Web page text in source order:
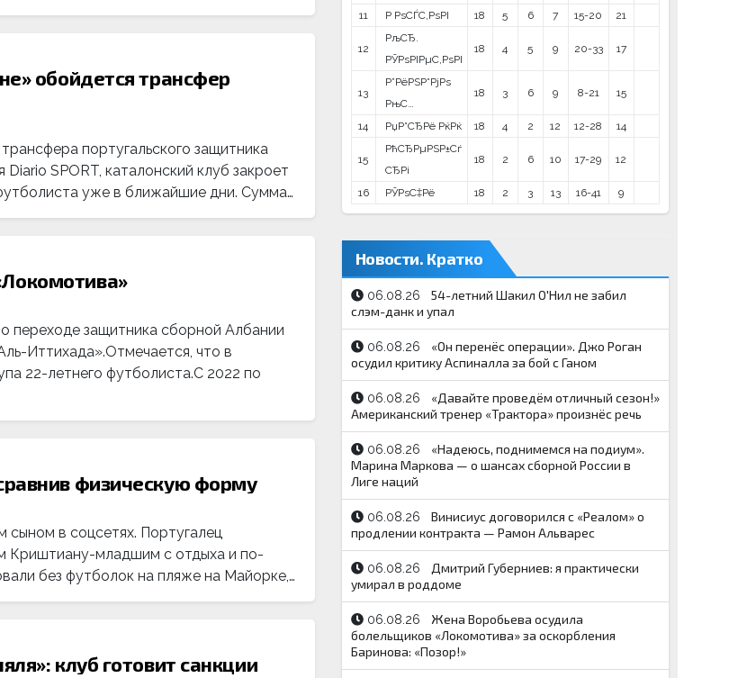
обойдется трансфер
португальского защитника
SPORT, каталонский клуб закроет
уже в ближайшие дни. Сумма…
переходе защитника сборной Албании
Иттихада».Отмечается, что в
22-летнего футболиста.С 2022 по
физическую форму
в соцсетях. Португалец
Криштиану-младшим с отдыха и по-
без футболок на пляже на Майорке,…
клуб готовит санкции
11
Р РѕСЃС‚РѕРІ 18 5 6 7 15-20 21
12
РљСЂ.
РЎРѕРІРµС‚РѕРІ
18 4 5 9 20-33 17
13
Р”РёРЅР°РјРѕ
РњС…
18 3 6 9 8-21 15
14 РџР°СЂРё РќРќ 18 4 2 12 12-28 14
15
РћСЂРµРЅР±Сѓ
СЂРі
18 2 6 10 17-29 12
16 РЎРѕС‡Рё 18 2 3 13 16-41 9
Новости. Кратко
06.08.26
54-летний Шакил О'Нил не забил
слэм-данк и упал
06.08.26
«Он перенёс операции». Джо Роган
осудил критику Аспиналла за бой с Ганом
06.08.26
«Давайте проведём отличный сезон!»
Американский тренер «Трактора» произнёс речь
06.08.26
«Надеюсь, поднимемся на подиум».
Марина Маркова — о шансах сборной России в
Лиге наций
06.08.26
Винисиус договорился с «Реалом» о
продлении контракта — Рамон Альварес
06.08.26
Дмитрий Губерниев: я практически
умирал в роддоме
06.08.26
Жена Воробьева осудила
болельщиков «Локомотива» за оскорбления
Баринова: «Позор!»